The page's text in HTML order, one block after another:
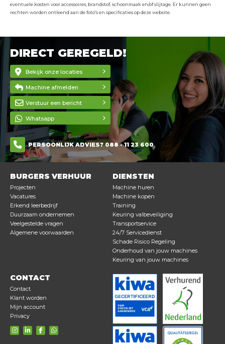
eventuele kosten voor accessoires, brandstof, schoonmaak en/of slijtage. Er kunnen geen
rechten worden ontleend aan de foto's en specificaties op deze website.
DIRECT GEREGELD!
Bekijk onze locaties
Machine afmelden
Verstuur een bericht
Whatsapp
PERSOONLIJK ADVIES? 088 - 11 23 600
BURGERS VERHUUR
Projecten
Vacatures
Erkend leerbedrijf
Duurzaam ondernemen
Veelgestelde vragen
Algemene voorwaarden
DIENSTEN
Machine huren
Machine kopen
Training
Keuring valbeveiliging
Transportservice
24/7 Servicedienst
Schade Risico Regeling
Onderhoud van jouw machines
Keuring van jouw machines
CONTACT
Contact
Klant worden
Mijn account
Privacy